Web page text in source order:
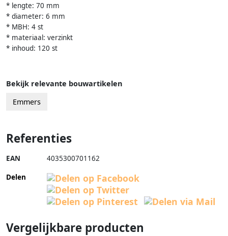
* lengte: 70 mm
* diameter: 6 mm
* MBH: 4 st
* materiaal: verzinkt
* inhoud: 120 st
Bekijk relevante bouwartikelen
Emmers
Referenties
EAN 4035300701162
Delen
Vergelijkbare producten